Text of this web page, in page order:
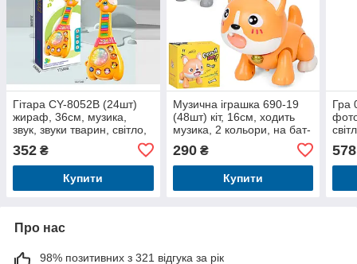
Гітара CY-8052B (24шт)
жираф, 36см, музика,
звук, звуки тварин, світло,
бат-ці, в кор-ці, 17,5-37-
6см
352 ₴
Купити
Музична іграшка 690-19
(48шт) кіт, 16см, ходить
музика, 2 кольори, на бат-
ці, в кор-ці, 17-15,5-10,5см
290₴
Купити
Гра
578
Про нас
98% позитивних з 321 відгука за рік